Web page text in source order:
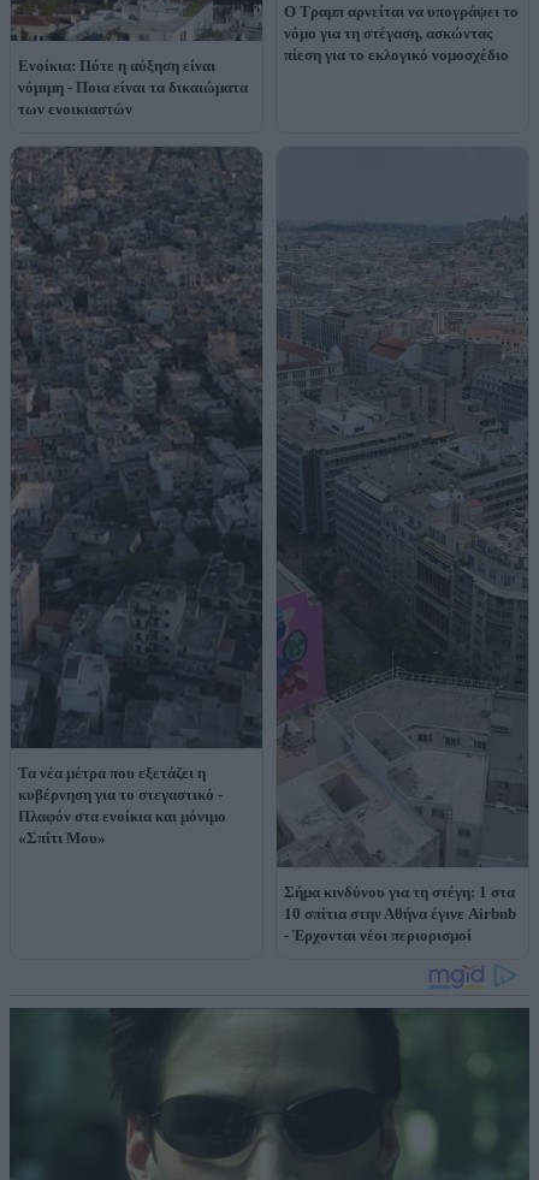
Ενοίκια: Πότε η αύξηση είναι
νόμιμη - Ποια είναι τα δικαιώματα
των ενοικιαστών
Ο Τραμπ αρνείται να υπογράψει το
νόμο για τη στέγαση, ασκώντας
πίεση για το εκλογικό νομοσχέδιο
Τα νέα μέτρα που εξετάζει η
κυβέρνηση για το στεγαστικό -
Πλαφόν στα ενοίκια και μόνιμο
«Σπίτι Μου»
Σήμα κινδύνου για τη στέγη: 1 στα
10 σπίτια στην Αθήνα έγινε Airbnb
- Έρχονται νέοι περιορισμοί